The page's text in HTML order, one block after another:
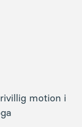
motion i